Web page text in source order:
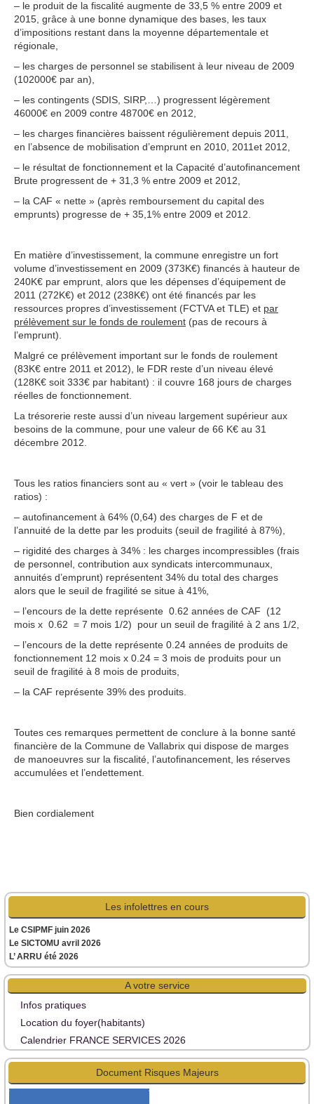
– le produit de la fiscalité augmente de 33,5 % entre 2009 et
2015, grâce à une bonne dynamique des bases, les taux
d’impositions restant dans la moyenne départementale et
régionale,
– les charges de personnel se stabilisent à leur niveau de 2009
(102000€ par an),
– les contingents (SDIS, SIRP,…) progressent légèrement
46000€ en 2009 contre 48700€ en 2012,
– les charges financières baissent régulièrement depuis 2011,
en l’absence de mobilisation d’emprunt en 2010, 2011et 2012,
– le résultat de fonctionnement et la Capacité d’autofinancement
Brute progressent de + 31,3 % entre 2009 et 2012,
– la CAF « nette » (après remboursement du capital des
emprunts) progresse de + 35,1% entre 2009 et 2012.
En matière d’investissement, la commune enregistre un fort
volume d’investissement en 2009 (373K€) financés à hauteur de
240K€ par emprunt, alors que les dépenses d’équipement de
2011 (272K€) et 2012 (238K€) ont été financés par les
ressources propres d’investissement (FCTVA et TLE) et par
prélèvement sur le fonds de roulement (pas de recours à
l’emprunt).
Malgré ce prélèvement important sur le fonds de roulement
(83K€ entre 2011 et 2012), le FDR reste d’un niveau élevé
(128K€ soit 333€ par habitant) : il couvre 168 jours de charges
réelles de fonctionnement.
La trésorerie reste aussi d’un niveau largement supérieur aux
besoins de la commune, pour une valeur de 66 K€ au 31
décembre 2012.
Tous les ratios financiers sont au « vert » (voir le tableau des
ratios) :
– autofinancement à 64% (0,64) des charges de F et de
l’annuité de la dette par les produits (seuil de fragilité à 87%),
– rigidité des charges à 34% : les charges incompressibles (frais
de personnel, contribution aux syndicats intercommunaux,
annuités d’emprunt) représentent 34% du total des charges
alors que le seuil de fragilité se situe à 41%,
– l’encours de la dette représente 0.62 années de CAF (12
mois x 0.62 = 7 mois 1/2) pour un seuil de fragilité à 2 ans 1/2,
– l’encours de la dette représente 0.24 années de produits de
fonctionnement 12 mois x 0.24 = 3 mois de produits pour un
seuil de fragilité à 8 mois de produits,
– la CAF représente 39% des produits.
Toutes ces remarques permettent de conclure à la bonne santé
financière de la Commune de Vallabrix qui dispose de marges
de manoeuvres sur la fiscalité, l’autofinancement, les réserves
accumulées et l’endettement.
Bien cordialement
Les infolettres en cours
Le CSIPMF juin 2026
Le SICTOMU avril 2026
L’ ARRU été 2026
A votre service
Infos pratiques
Location du foyer(habitants)
Calendrier FRANCE SERVICES 2026
Document Risques Majeurs